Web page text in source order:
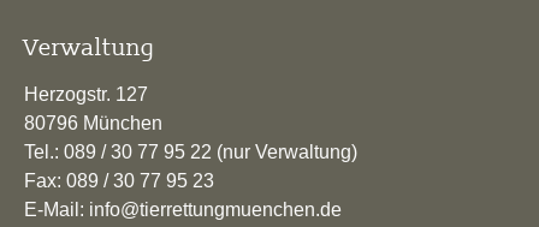
Verwaltung
Herzogstr. 127
80796 München
Tel.: 089 / 30 77 95 22 (nur Verwaltung)
Fax: 089 / 30 77 95 23
E-Mail: info@tierrettungmuenchen.de